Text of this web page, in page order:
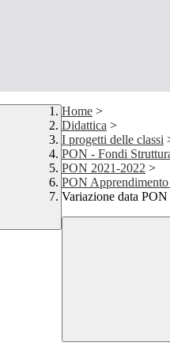
Home >
Didattica >
I progetti delle classi
PON - Fondi
PON 2021-2022 >
PON
Variazione data